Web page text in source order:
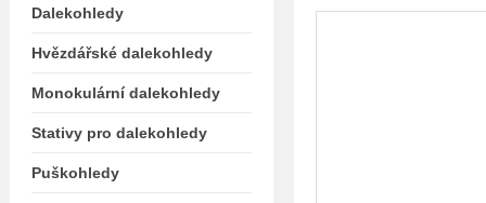
Dalekohledy
Hvězdářské dalekohledy
Monokulární dalekohledy
Stativy pro dalekohledy
Puškohledy